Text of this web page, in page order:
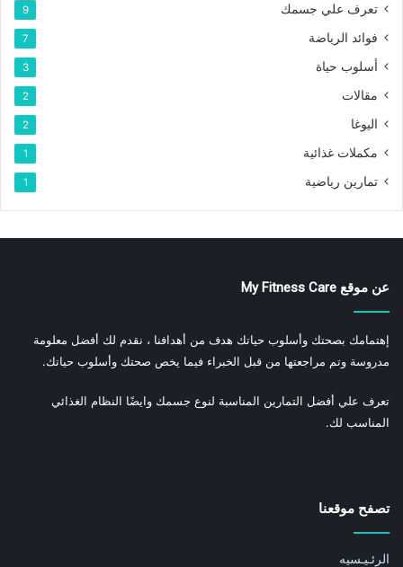
تعرف علي جسمك 9
فوائد الرياضة 7
أسلوب حياة 3
مقالات 2
اليوغا 2
مكملات غذائية 1
تمارين رياضية 1
عن موقع My Fitness Care
إهتمامك بصحتك وأسلوب حياتك هدف من أهدافنا ، نقدم لك أفضل معلومة
مدروسة وتم مراجعتها من قبل الخبراء فيما يخص صحتك وأسلوب حياتك.
تعرف علي أفضل التمارين المناسبة لنوع جسمك وايضًا النظام الغذائي
المناسب لك.
تصفح موقعنا
الرئـيـسيه